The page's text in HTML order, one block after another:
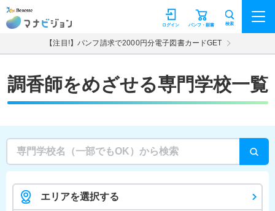
マナビジョン パンフ・願書
ログイン 検索
【注目!】パンフ請求で2000円分電子図書カードGET
調香師をめざせる専門学校一覧
エリアを選択する